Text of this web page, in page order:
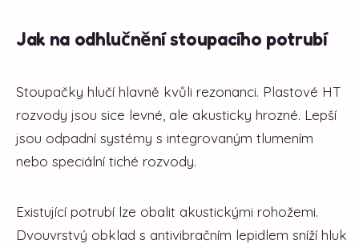
Jak na odhlučnění stoupacího potrubí
Stoupačky hlučí hlavně kvůli rezonanci. Plastové HT
rozvody jsou sice levné, ale akusticky hrozné. Lepší
jsou odpadní systémy s integrovaným tlumením
nebo speciální tiché rozvody.
Existující potrubí lze obalit akustickými rohožemi.
Dvouvrstvý obklad s antivibračním lepidlem sníží hluk